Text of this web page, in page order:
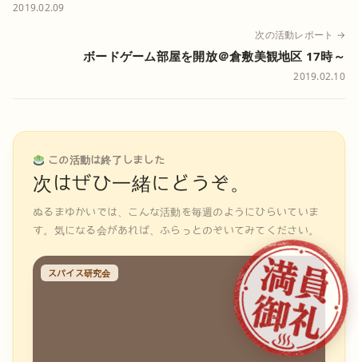
2019.02.09
次の活動レポート →
ボードゲーム部屋を開放＠倉敷美観地区 17時～
2019.02.10
この活動は終了しました
次はぜひ一緒にどうぞ。
ぬるまゆかいでは、こんな活動を毎週のようにひらいていま
す。気になる会があれば、ふらっとのぞいてみてください。
スパイス研究会